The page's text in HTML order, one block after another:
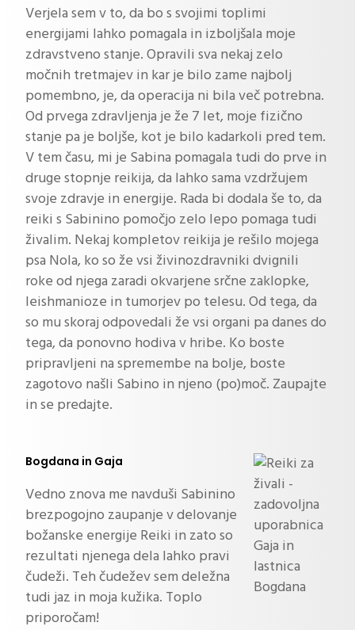
Verjela sem v to, da bo s svojimi toplimi
energijami lahko pomagala in izboljšala moje
zdravstveno stanje. Opravili sva nekaj zelo
močnih tretmajev in kar je bilo zame najbolj
pomembno, je, da operacija ni bila več potrebna.
Od prvega zdravljenja je že 7 let, moje fizično
stanje pa je boljše, kot je bilo kadarkoli pred tem.
V tem času, mi je Sabina pomagala tudi do prve in
druge stopnje reikija, da lahko sama vzdržujem
svoje zdravje in energije. Rada bi dodala še to, da
reiki s Sabinino pomočjo zelo lepo pomaga tudi
živalim. Nekaj kompletov reikija je rešilo mojega
psa Nola, ko so že vsi živinozdravniki dvignili
roke od njega zaradi okvarjene srčne zaklopke,
leishmanioze in tumorjev po telesu. Od tega, da
so mu skoraj odpovedali že vsi organi pa danes do
tega, da ponovno hodiva v hribe. Ko boste
pripravljeni na spremembe na bolje, boste
zagotovo našli Sabino in njeno (po)moč. Zaupajte
in se predajte.
Bogdana in Gaja
Vedno znova me navduši Sabinino
brezpogojno zaupanje v delovanje
božanske energije Reiki in zato so
rezultati njenega dela lahko pravi
čudeži. Teh čudežev sem deležna
tudi jaz in moja kužika. Toplo
priporočam!